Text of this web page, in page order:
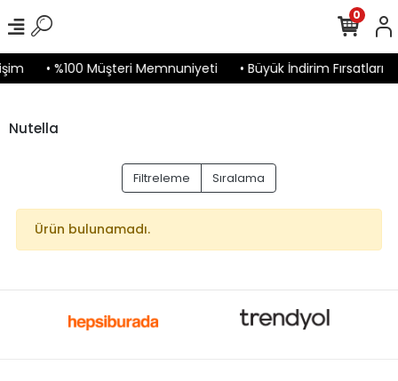
• %100 Müşteri Memnuniyeti • Büyük İndirim Fırsatları
0
Nutella
Filtreleme Sıralama
Ürün bulunamadı.